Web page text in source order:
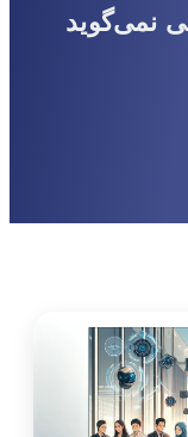
نمی‌گوید